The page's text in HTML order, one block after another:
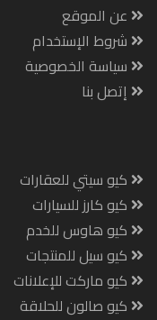
عن الموقع
شروط الإستخدام
سياسة الخصوصية
إتصل بنا
كيو سيتي للعقارات
كيو كارز للسيارات
كيو هاوس للخدم
كيو سيل للمنتجات
كيو ماركت للإعلانات
كيو صالون للحلاقة